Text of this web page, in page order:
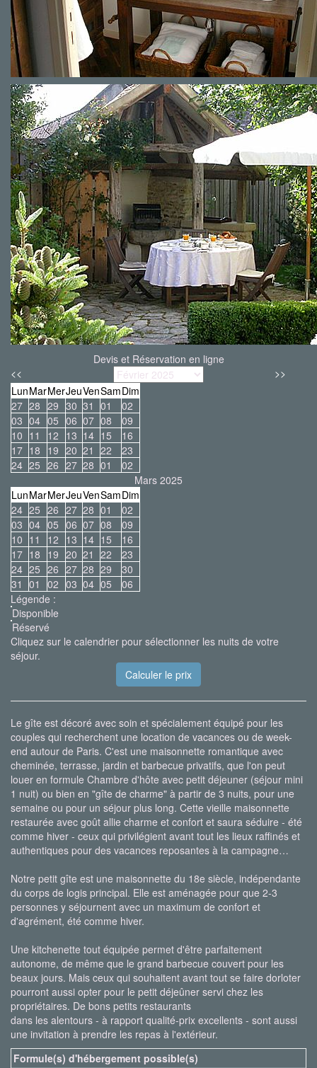
Devis et Réservation en ligne
<<
>>
LunMarMerJeuVenSamDim
27 28 29 30 31 01
02
03 04 05 06 07 08
09
10 11 12 13 14 15
16
17 18 19 20 21 22
23
24 25 26 27 28 01
02
Mars 2025
LunMarMerJeuVenSamDim
24 25 26 27 28 01
02
03 04 05 06 07 08
09
10 11 12 13 14 15
16
17 18 19 20 21 22
23
24 25 26 27 28 29
30
31 01 02 03 04 05
06
Légende :
Disponible
Réservé
Cliquez sur le calendrier pour sélectionner les nuits de votre
séjour.
Le gîte est décoré avec soin et spécialement équipé pour les
couples qui recherchent une location de vacances ou de week-
end autour de Paris. C'est une maisonnette romantique avec
cheminée, terrasse, jardin et barbecue privatifs, que l'on peut
louer en formule Chambre d'hôte avec petit déjeuner (séjour mini
1 nuit) ou bien en "gîte de charme" à partir de 3 nuits, pour une
semaine ou pour un séjour plus long. Cette vieille maisonnette
restaurée avec goût allie charme et confort et saura séduire - été
comme hiver - ceux qui privilégient avant tout les lieux raffinés et
authentiques pour des vacances reposantes à la campagne…
Notre petit gîte est une maisonnette du 18e siècle, indépendante
du corps de logis principal. Elle est aménagée pour que 2-3
personnes y séjournent avec un maximum de confort et
d'agrément, été comme hiver.
Une kitchenette tout équipée permet d'être parfaitement
autonome, de même que le grand barbecue couvert pour les
beaux jours. Mais ceux qui souhaitent avant tout se faire dorloter
pourront aussi opter pour le petit déjeûner servi chez les
propriétaires. De bons petits restaurants
dans les alentours - à rapport qualité-prix excellents - sont aussi
une invitation à prendre les repas à l'extérieur.
Formule(s) d'hébergement possible(s)